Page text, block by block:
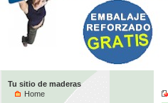
Tu sitio de maderas
Home